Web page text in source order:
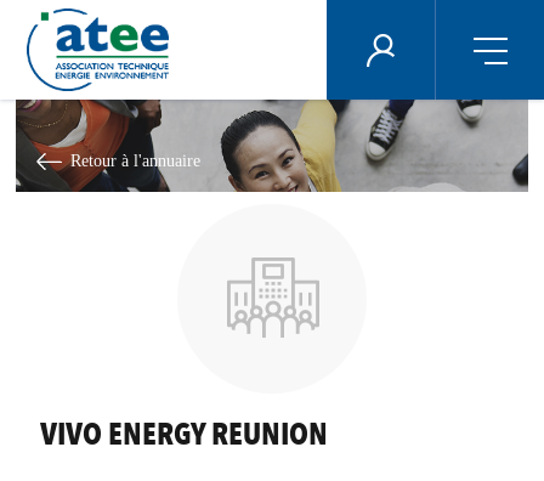
Aller
contenu
principal
ÉNERGIE PLUS
Retour à l'annuaire
VIVO ENERGY REUNION
Panneau de gestion des cookies